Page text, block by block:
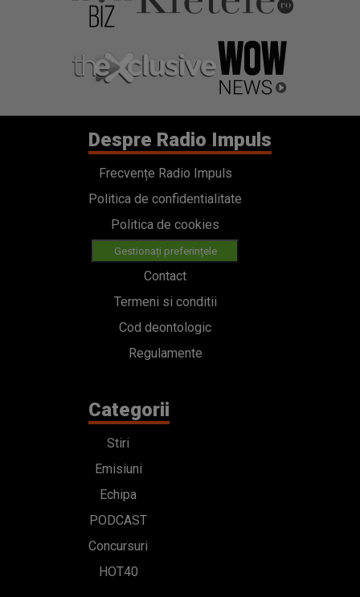
Despre Radio Impuls
Frecvențe Radio Impuls
Politica de confidentialitate
Politica de cookies
Gestionați preferințele
Contact
Termeni si conditii
Cod deontologic
Regulamente
Categorii
Stiri
Emisiuni
Echipa
PODCAST
Concursuri
HOT40